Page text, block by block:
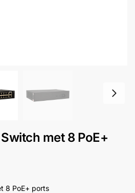
met 8 PoE+
8 PoE+ ports